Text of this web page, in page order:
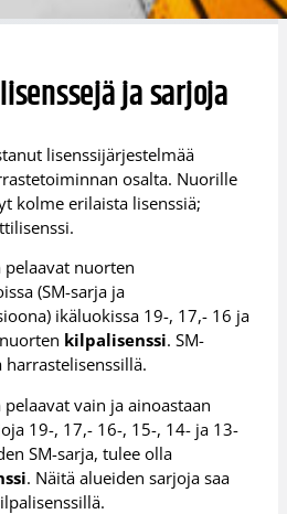
ja sarjoja
lisenssijärjestelmää
osalta. Nuorille
kolme erilaista lisenssiä;
nuorten
(SM-sarja ja
ikäluokissa 19-, 17,- 16 ja
kilpalisenssi. SM-
vain ja ainoastaan
19-, 17,- 16-, 15-, 14- ja 13-
SM-sarja, tulee olla
. Näitä alueiden sarjoja saa